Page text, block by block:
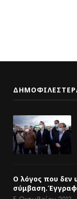
Ο λόγος που δεν